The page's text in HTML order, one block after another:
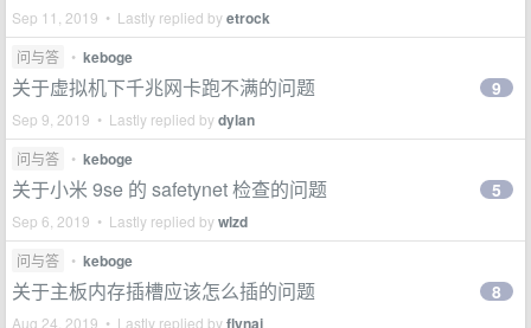
Sep 11, 2019 • Lastly replied byetrock
问与答 • keboge
关于虚拟机下千兆网卡跑不满的问题
Sep 9, 2019 • Lastly replied bydylan
9
问与答 • keboge
关于小米 9se 的 safetynet 检查的问题
Sep 6, 2019 • Lastly replied bywlzd
5
问与答 • keboge
关于主板内存插槽应该怎么插的问题
Aug 24, 2019 • Lastly replied byflynaj
8